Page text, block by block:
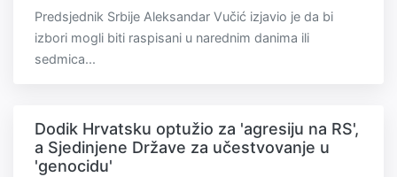
Predsjednik Srbije Aleksandar Vučić izjavio je da bi
izbori mogli biti raspisani u narednim danima ili
sedmica...
Dodik Hrvatsku optužio za 'agresiju na RS',
a Sjedinjene Države za učestvovanje u
'genocidu'